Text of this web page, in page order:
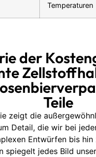
Temperaturen
der
Teile
zeigt die
Detail, die wir bei
Entwürfen bis hin
spiegelt jedes Bild